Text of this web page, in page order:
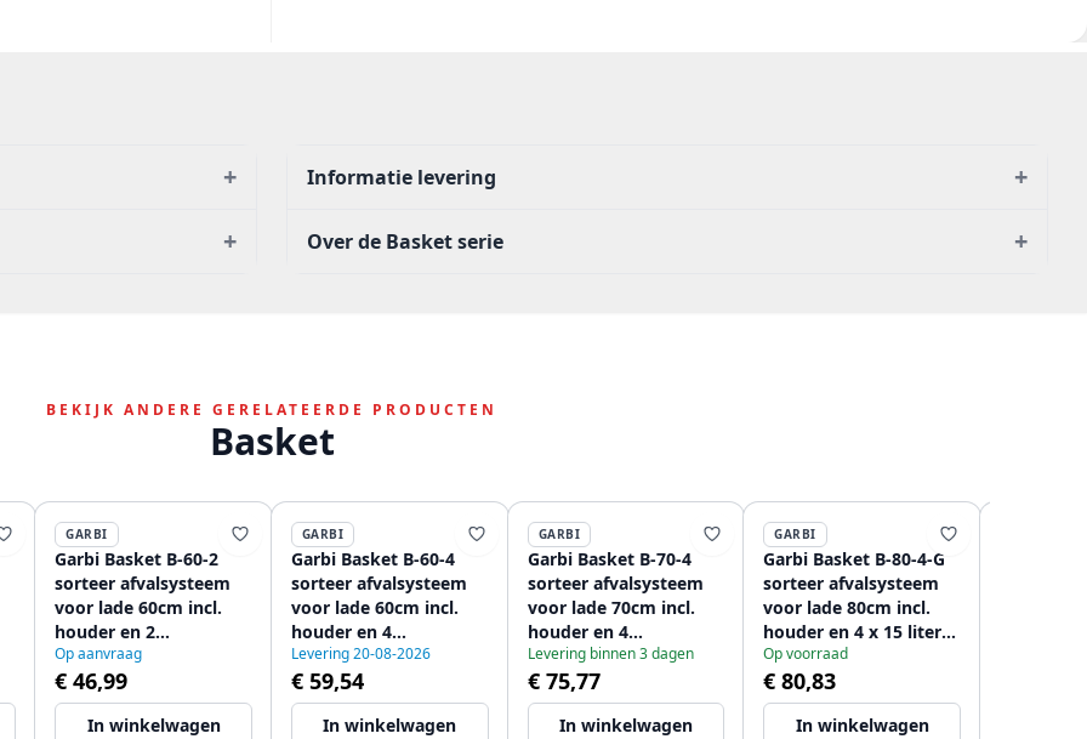
+
+
Informatie levering +
Over de Basket serie +
BEKIJK ANDERE GERELATEERDE PRODUCTEN
Basket
GARBI
Garbi Basket B-60-2
sorteer afvalsysteem
voor lade 60cm incl.
houder en 2
afvalbakken
1208957474
Op aanvraag
€ 46,99
In winkelwagen
GARBI
Garbi Basket B-60-4
sorteer afvalsysteem
voor lade 60cm incl.
houder en 4
afvalbakken
1208957475
Levering 20-08-2026
€ 59,54
In winkelwagen
GARBI
Garbi Basket B-70-4
sorteer afvalsysteem
voor lade 70cm incl.
houder en 4
afvalbakken
1208957476
Levering binnen 3 dagen
€ 75,77
In winkelwagen
GARBI
Garbi Basket B-80-4-G
sorteer afvalsysteem
voor lade 80cm incl.
houder en 4 x 15 liter
afvalbakken
1208957478
Op voorraad
€ 80,83
In winkelwagen